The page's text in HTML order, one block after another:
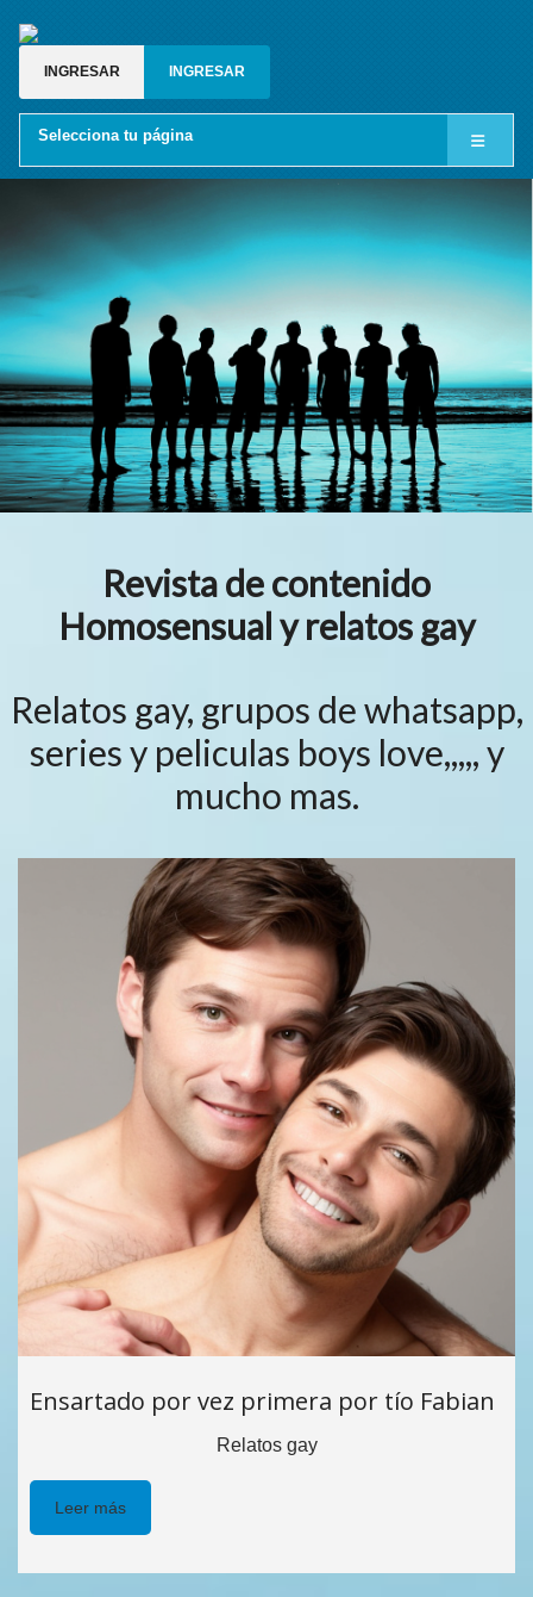
INGRESAR INGRESAR
Selecciona tu página
Cine LGBT
Relatos gay
Blog gay
Grupos de whatsapp gay
Revista de contenido
Homosensual y relatos gay
Relatos gay, grupos de whatsapp,
series y peliculas boys love,,,,, y
mucho mas.
Ensartado por vez primera por tío Fabian
Relatos gay
Leer más